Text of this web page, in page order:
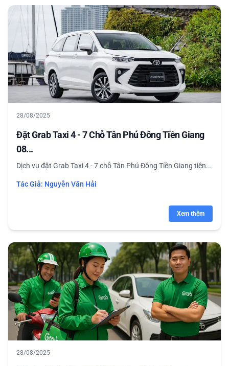
28/08/2025
Đặt Grab Taxi 4 - 7 Chỗ Tân Phú Đông Tiền Giang
08...
Dịch vụ đặt Grab Taxi 4 - 7 chỗ Tân Phú Đông Tiền Giang tiện...
Tác Giả: Nguyễn Văn Hải
Xem thêm
28/08/2025